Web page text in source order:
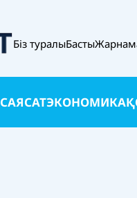
Біз туралыБасты
САЯСАТЭКОНОМИКА